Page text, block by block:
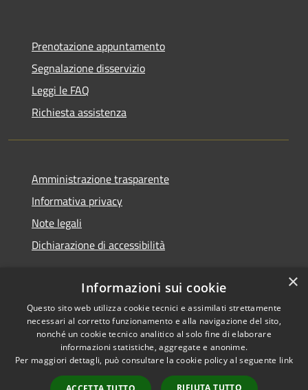
Prenotazione appuntamento
Segnalazione disservizio
Leggi le FAQ
Richiesta assistenza
Amministrazione trasparente
Informativa privacy
Note legali
Dichiarazione di accessibilità
RSS
Accessibilità
Cookie
Mappa del sito
Copyright © 2026 • Comune di
Noventa Padovana • Powered
byMunicipium•
redazione
×
Informazioni sui cookie
Questo sito web utilizza cookie tecnici e assimilati strettamente
necessari al corretto funzionamento e alla navigazione del sito,
nonché un cookie tecnico analitico al solo fine di elaborare
informazioni statistiche, aggregate e anonime.
Per maggiori dettagli, può consultare la cookie policy al seguente link
RIFIUTA TUTTO